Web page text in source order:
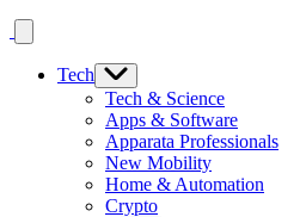
Tech
Tech & Science
Apps & Software
Apparata Professionals
New Mobility
Home & Automation
Crypto